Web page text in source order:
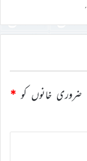
ضروری خانوں کو *